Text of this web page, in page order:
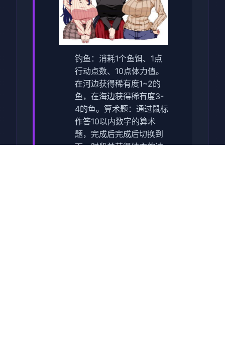
钓鱼：消耗1个鱼饵、1点
行动点数、10点体力值。
在河边获得稀有度1~2的
鱼，在海边获得稀有度3-
4的鱼。 算术题：通过鼠标
作答10以内数字的算术
题，完成后完成后切换到
下一时段并获得结衣的达